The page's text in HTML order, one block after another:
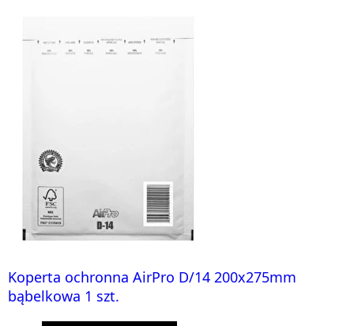
Koperta ochronna AirPro D/14 200x275mm
bąbelkowa 1 szt.